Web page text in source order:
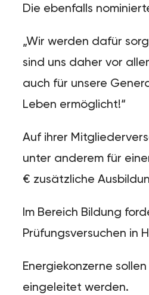
Die ebenfalls
„Wir werden dafür
sind uns daher vor
auch für unsere
Leben ermöglicht!“
Auf ihrer
unter anderem für
€ zusätzliche
Im Bereich Bildung
Prüfungsversuchen in
Energiekonzerne
eingeleitet werden.